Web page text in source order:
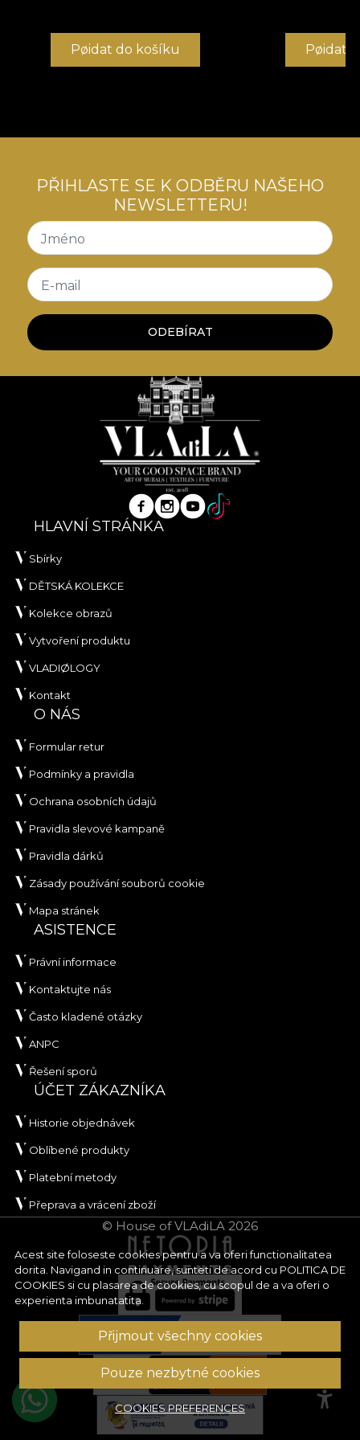
Pøidat do košíku Pøidat
Acest site foloseste cookies pentru a va oferi functionalitatea
dorita. Navigand in continuare, sunteti de acord cu POLITICA DE
COOKIES si cu plasarea de cookies, cu scopul de a va oferi o
experienta imbunatatita.
Přijmout všechny cookies
Pouze nezbytné cookies
COOKIES PREFERENCES
PŘIHLASTE SE K ODBĚRU NAŠEHO
NEWSLETTERU!
Jméno
E-mail
ODEBÍRAT
HLAVNÍ STRÁNKA
Sbírky
DĚTSKÁ KOLEKCE
Kolekce obrazů
Vytvoření produktu
VLADIØLOGY
Kontakt
O NÁS
Formular retur
Podmínky a pravidla
Ochrana osobních údajů
Pravidla slevové kampaně
Pravidla dárků
Zásady používání souborů cookie
Mapa stránek
ASISTENCE
Právní informace
Kontaktujte nás
Často kladené otázky
ANPC
Řešení sporů
ÚČET ZÁKAZNÍKA
Historie objednávek
Oblíbené produkty
Platební metody
Přeprava a vrácení zboží
© House of VLAdiLA 2026